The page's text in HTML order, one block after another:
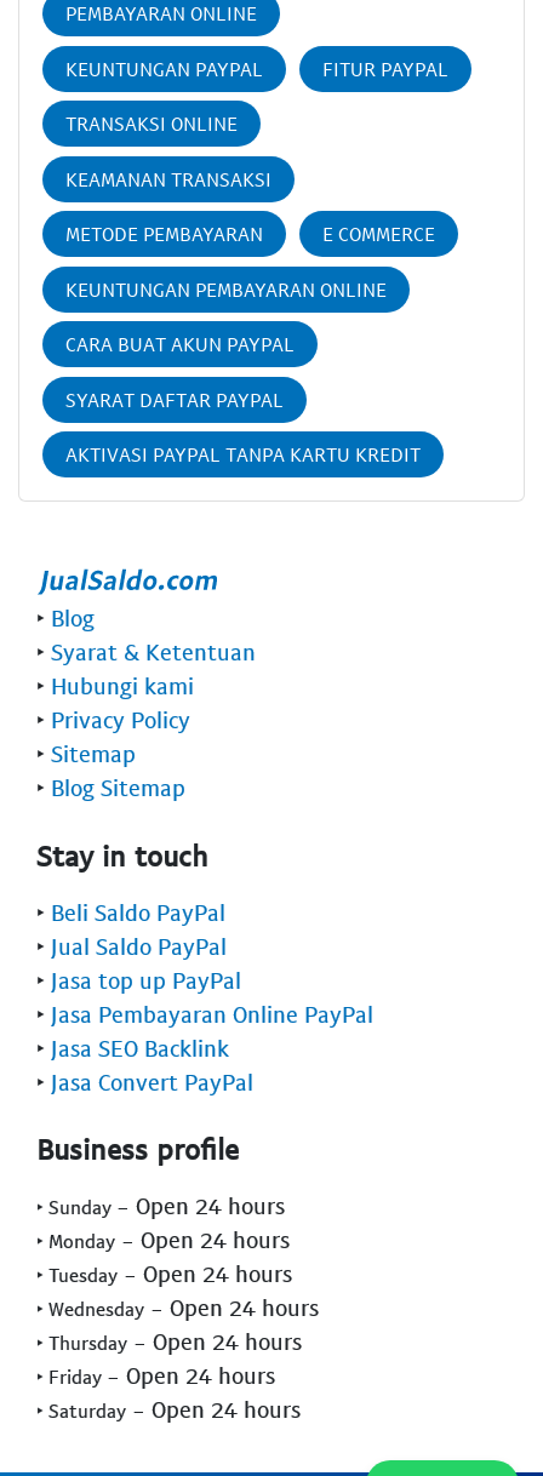
PEMBAYARAN ONLINE
KEUNTUNGAN PAYPAL FITUR PAYPAL
TRANSAKSI ONLINE
KEAMANAN TRANSAKSI
METODE PEMBAYARAN E COMMERCE
KEUNTUNGAN PEMBAYARAN ONLINE
CARA BUAT AKUN PAYPAL
SYARAT DAFTAR PAYPAL
AKTIVASI PAYPAL TANPA KARTU KREDIT
‣ Blog
‣ Syarat & Ketentuan
‣ Hubungi kami
‣ Privacy Policy
‣ Sitemap
‣ Blog Sitemap
Stay in touch
‣ Beli Saldo PayPal
‣ Jual Saldo PayPal
‣ Jasa top up PayPal
‣ Jasa Pembayaran Online PayPal
‣ Jasa SEO Backlink
‣ Jasa Convert PayPal
Business profile
‣ Sunday - Open 24 hours
‣ Monday - Open 24 hours
‣ Tuesday - Open 24 hours
‣ Wednesday - Open 24 hours
‣ Thursday - Open 24 hours
‣ Friday - Open 24 hours
‣ Saturday - Open 24 hours